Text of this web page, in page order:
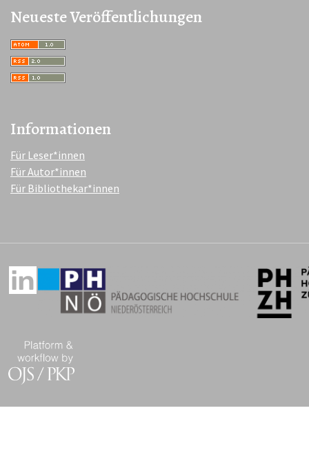
Neueste Veröffentlichungen
Informationen
Für Leser*innen
Für Autor*innen
Für Bibliothekar*innen